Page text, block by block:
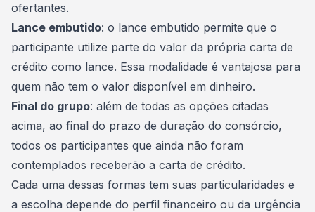
ofertantes.
Lance embutido: o lance embutido permite que o
participante utilize parte do valor da própria carta de
crédito como lance. Essa modalidade é vantajosa para
quem não tem o valor disponível em dinheiro.
Final do grupo: além de todas as opções citadas
acima, ao final do prazo de duração do consórcio,
todos os participantes que ainda não foram
contemplados receberão a carta de crédito.
Cada uma dessas formas tem suas particularidades e
a escolha depende do perfil financeiro ou da urgência